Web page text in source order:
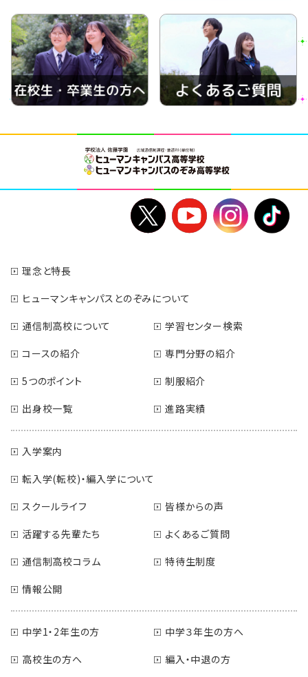
理念と特長
ヒューマンキャンパスとのぞみについて
通信制高校について
学習センター検索
コースの紹介
専門分野の紹介
5つのポイント
制服紹介
出身校一覧
進路実績
入学案内
転入学(転校)・編入学について
スクールライフ
皆様からの声
活躍する先輩たち
よくあるご質問
通信制高校コラム
特待生制度
情報公開
中学1・2年生の方
中学３年生の方へ
高校生の方へ
編入・中退の方